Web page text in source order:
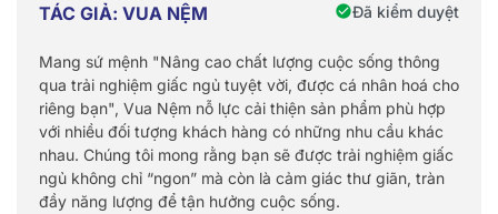
TÁC GIẢ: VUA NỆM Đã kiểm duyệt
Mang sứ mệnh "Nâng cao chất lượng cuộc sống thông
qua trải nghiệm giấc ngủ tuyệt vời, được cá nhân hoá cho
riêng bạn", Vua Nệm nỗ lực cải thiện sản phẩm phù hợp
với nhiều đối tượng khách hàng có những nhu cầu khác
nhau. Chúng tôi mong rằng bạn sẽ được trải nghiệm giấc
ngủ không chỉ “ngon” mà còn là cảm giác thư giãn, tràn
đầy năng lượng để tận hưởng cuộc sống.